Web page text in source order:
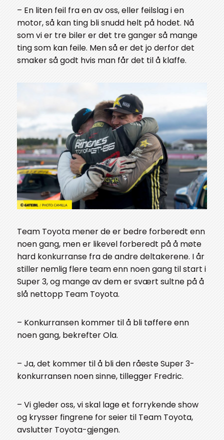
– En liten feil fra en av oss, eller feilslag i en
motor, så kan ting bli snudd helt på hodet. Nå
som vi er tre biler er det tre ganger så mange
ting som kan feile. Men så er det jo derfor det
smaker så godt hvis man får det til å klaffe.
Team Toyota mener de er bedre forberedt enn
noen gang, men er likevel forberedt på å møte
hard konkurranse fra de andre deltakerene. I år
stiller nemlig flere team enn noen gang til start i
Super 3, og mange av dem er svært sultne på å
slå nettopp Team Toyota.
– Konkurransen kommer til å bli tøffere enn
noen gang, bekrefter Ola.
– Ja, det kommer til å bli den råeste Super 3-
konkurransen noen sinne, tillegger Fredric.
– Vi gleder oss, vi skal lage et forrykende show
og krysser fingrene for seier til Team Toyota,
avslutter Toyota-gjengen.